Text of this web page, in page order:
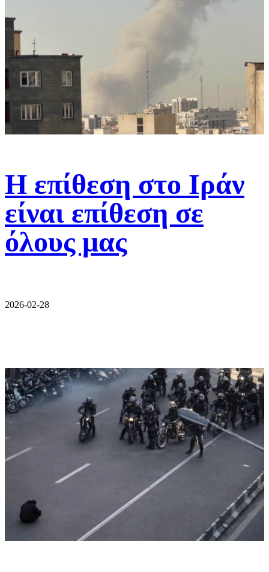
Η επίθεση στο Ιράν
είναι επίθεση σε
όλους μας
2026-02-28